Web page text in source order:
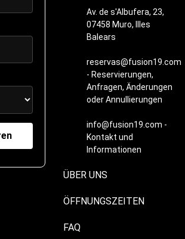
Av. de s'Albufera, 23,
07458 Muro, Illes
Balears
reservas@fusion19.com
- Reservierungen,
Anfragen, Änderungen
oder Annullierungen
info@fusion19.com -
Kontakt und
Informationen
ÜBER UNS
ÖFFNUNGSZEITEN
FAQ